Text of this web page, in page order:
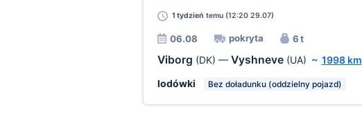
1 tydzień temu (12:20 29.07)
06.08 pokryta 6 t
Viborg (DK) — Vyshneve (UA) ~ 1998 km
lodówki
Bez doładunku (oddzielny pojazd)